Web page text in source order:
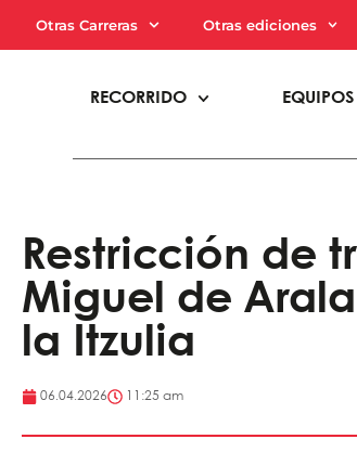
Otras Carreras Otras ediciones
RECORRIDO EQUIPOS
Restricción de
Miguel de
la Itzulia
06.04.2026 11:25 am